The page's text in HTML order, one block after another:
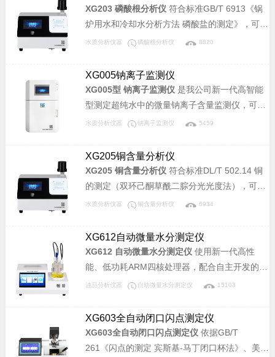
XG203 磷酸根分析仪符合标准GB/T 6913《锅
炉用水和冷却水分析方法 磷酸盐的测定》，可广
泛应用于电力、化工、冶金、环保、制药、半导
水质分析仪器 磷酸根分析仪 8820
XG005钠离子监测仪
XG005型 钠离子监测仪是我公司新一代高智能
型测定超纯水中的微量钠离子含量监测仪，可广
泛应用于电厂及蒸汽动力厂高压蒸汽锅炉给水处
化工、制药、半导体等其它行业水处理系统。
水质分析仪器 钠离子监测仪 5459
XG205铜含量分析仪
XG205 铜含量分析仪符合标准DL/T 502.14 铜
的测定（双环己酮草酰二腙分光光度法），可广
泛应用于电力、化工、冶金、环保、制药、半导
水质分析仪器 铜含量分析仪 6934
XG612自动微量水分测定仪
XG612 自动微量水分测定仪使用新一代高性
能、低功耗ARM四核处理器，配合自主开发的先
进数字电路技术，仪器运行稳定、精度高。广泛
油品分析仪器 自动微量水分测定仪 15103
XG603全自动闭口闪点测定仪
XG603全自动闭口闪点测定仪依据GB/T
261《闪点的测定 宾斯基-马丁闭口杯法》、美国